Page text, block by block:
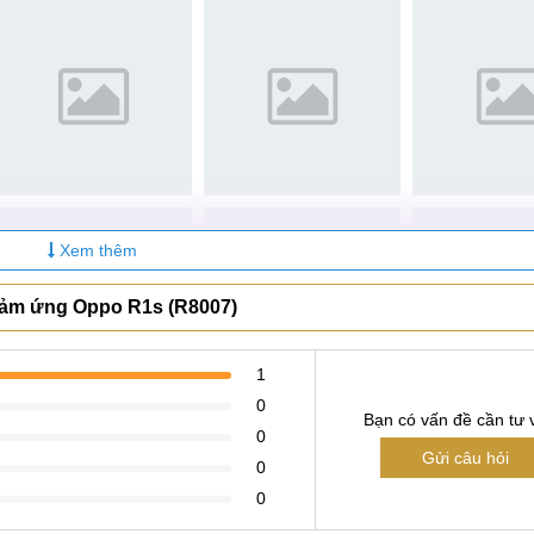
Xem thêm
ứng Oppo R1s (R8007)
1
0
0
0
0
Bạn có vấn đề cần tư
Gửi câu hỏi